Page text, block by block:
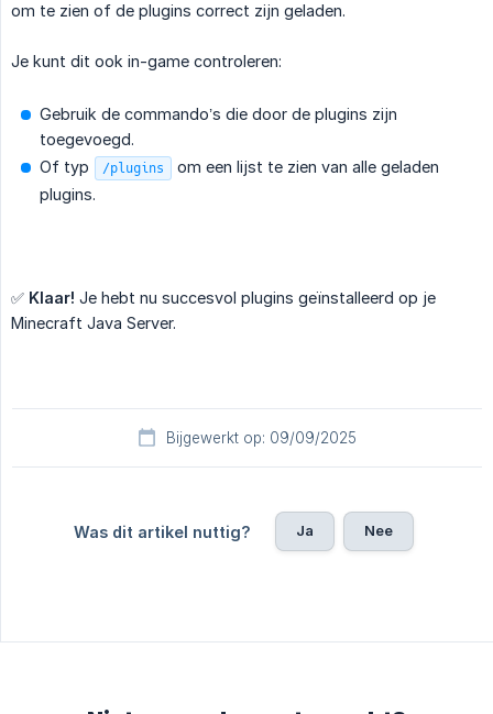
om te zien of de plugins correct zijn geladen.
Je kunt dit ook in-game controleren:
Gebruik de commando’s die door de plugins zijn
toegevoegd.
Of typ
/plugins
om een lijst te zien van alle geladen
plugins.
✅ Klaar! Je hebt nu succesvol plugins geïnstalleerd op je
Minecraft Java Server.
Bijgewerkt op: 09/09/2025
Was dit artikel nuttig? Ja Nee